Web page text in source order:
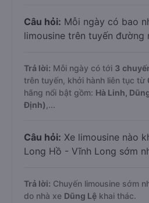
Câu hỏi: Mỗi ngày có bao
limousine trên tuyến đường
Trả lời: Mỗi ngày có tới 3
trên tuyến, khởi hành liên tục từ
hãng nổi bật gồm: Hà Linh,
Định) ,...
Câu hỏi: Xe limousine nào
Long Hồ - Vĩnh Long sớm
Trả lời: Chuyến limousine sớm
do nhà xe Dũng Lệ khai thác.